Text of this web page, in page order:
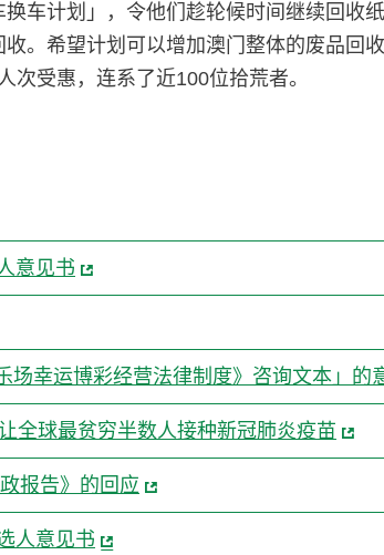
车计划」，令他们趁轮候时间继续回收
。希望计划可以增加澳门整体的废品回
受惠，连系了近100位拾荒者。
意见书
场幸运博彩经营法律制度》咨询文本」的
全球最贫穷半数人接种新冠肺炎疫苗
报告》的回应
人意见书